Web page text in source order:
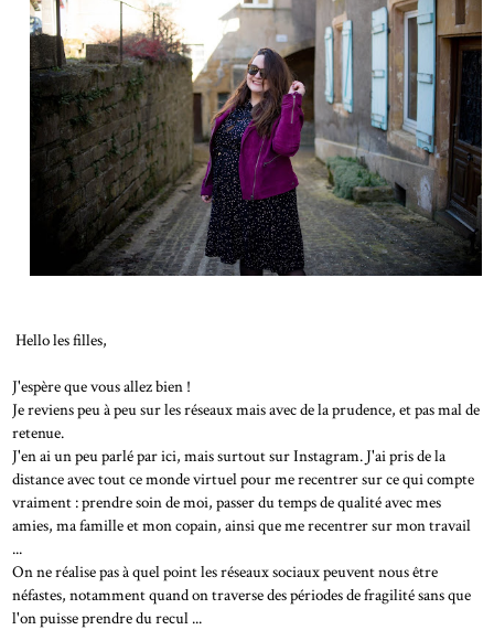
Hello les filles,
J'espère que vous allez bien !
Je reviens peu à peu sur les réseaux mais avec de la prudence, et pas mal de
retenue.
J'en ai un peu parlé par ici, mais surtout sur Instagram. J'ai pris de la
distance avec tout ce monde virtuel pour me recentrer sur ce qui compte
vraiment : prendre soin de moi, passer du temps de qualité avec mes
amies, ma famille et mon copain, ainsi que me recentrer sur mon travail
...
On ne réalise pas à quel point les réseaux sociaux peuvent nous être
néfastes, notamment quand on traverse des périodes de fragilité sans que
l'on puisse prendre du recul ...